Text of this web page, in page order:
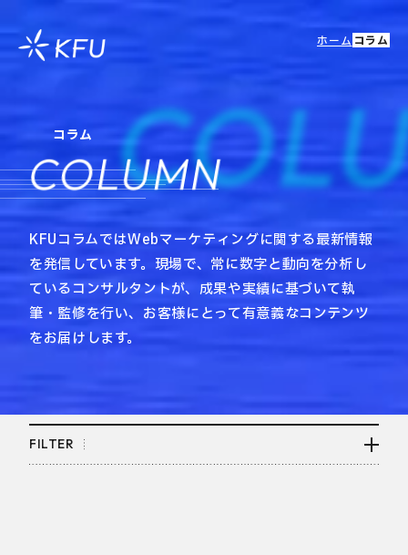
ホーム コラム
コラム
COLUMN
KFUコラムではWebマーケティングに関する最新情報
を発信しています。現場で、常に数字と動向を分析し
ているコンサルタントが、成果や実績に基づいて執
筆・監修を行い、お客様にとって有意義なコンテンツ
をお届けします。
FILTER